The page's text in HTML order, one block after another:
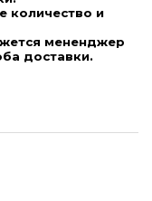
количество и
мененджер
доставки.